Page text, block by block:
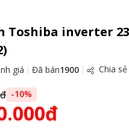
Toshiba inverter
giá Đã bán1900 Chia sẻ
-10%